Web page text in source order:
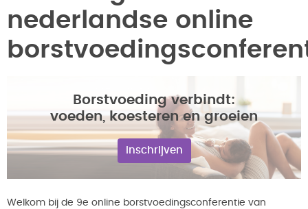
nederlandse online
Borstvoeding verbindt:
voeden, koesteren en groeien
Inschrijven
Welkom bij de 9e online borstvoedingsconferentie van